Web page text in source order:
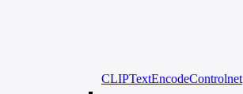
CLIPTextEncodeControlnet